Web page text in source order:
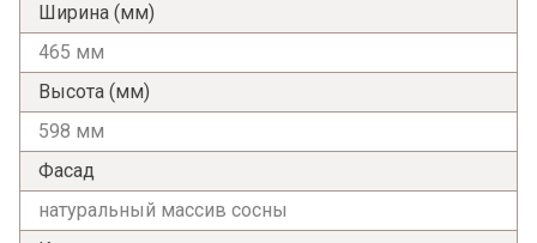
Ширина (мм)
465 мм
Высота (мм)
598 мм
Фасад
натуральный массив сосны